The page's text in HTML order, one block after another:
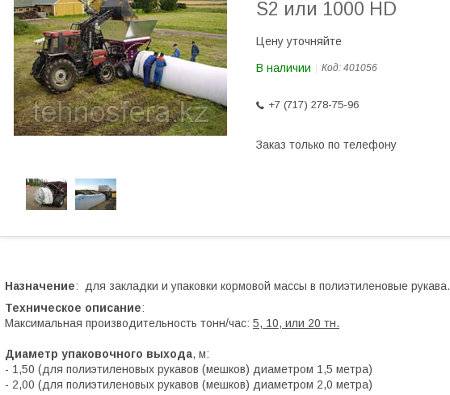
S2 или 1000 HD
Цену уточняйте
В наличии Код: 401056
+7 (717) 278-75-96
Заказ только по телефону
Назначение: для закладки и упаковки кормовой массы в полиэтиленовые рукава.
Техническое описание:
Максимальная производительность тонн/час: 5, 10, или 20 тн.
Диаметр упаковочного выхода, м:
- 1,50 (для полиэтиленовых рукавов (мешков) диаметром 1,5 метра)
- 2,00 (для полиэтиленовых рукавов (мешков) диаметром 2,0 метра)